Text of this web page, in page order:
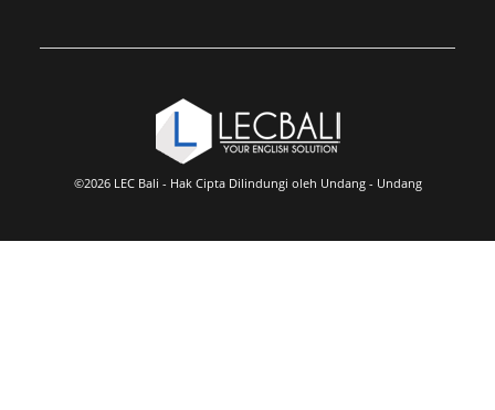
©2026 LEC Bali - Hak Cipta Dilindungi oleh Undang - Undang